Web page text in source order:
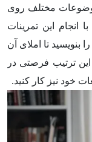
موضوعات مختلف روی
انجام این تمرینات
بنویسید تا املای آن
ترتیب فرصتی در
خود نیز کار کنید.